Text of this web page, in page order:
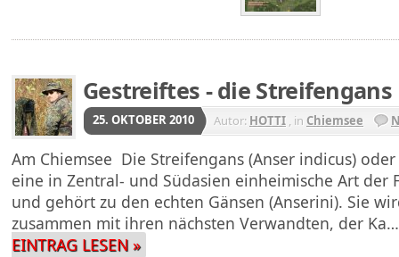
Gestreiftes - die Streifengans
25. OKTOBER 2010 Autor: HOTTI , in Chiemsee
Am Chiemsee Die Streifengans (Anser indicus)
eine in Zentral- und Südasien einheimische Art der
und gehört zu den echten Gänsen (Anserini). Sie
zusammen mit ihren nächsten Verwandten, der
EINTRAG LESEN »